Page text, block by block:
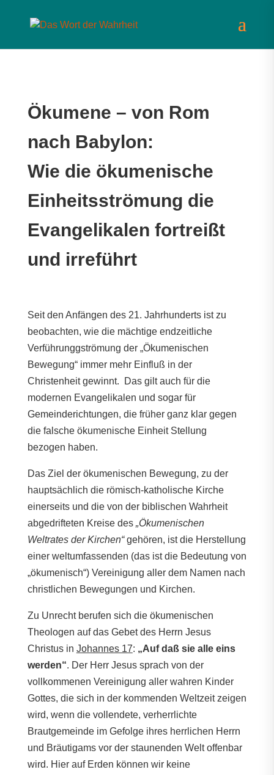
Ökumene – von Rom
nach Babylon:
Wie die ökumenische
Einheitsströmung die
Evangelikalen fortreißt
und irreführt
Seit den Anfängen des 21. Jahrhunderts ist zu
beobachten, wie die mächtige endzeitliche
Verführunggströmung der „Ökumenischen
Bewegung“ immer mehr Einfluß in der
Christenheit gewinnt. Das gilt auch für die
modernen Evangelikalen und sogar für
Gemeinderichtungen, die früher ganz klar gegen
die falsche ökumenische Einheit Stellung
bezogen haben.
Das Ziel der ökumenischen Bewegung, zu der
hauptsächlich die römisch-katholische Kirche
einerseits und die von der biblischen Wahrheit
abgedrifteten Kreise des „Ökumenischen
Weltrates der Kirchen“gehören, ist die Herstellung
einer weltumfassenden (das ist die Bedeutung von
„ökumenisch“) Vereinigung aller dem Namen nach
christlichen Bewegungen und Kirchen.
Zu Unrecht berufen sich die ökumenischen
Theologen auf das Gebet des Herrn Jesus
Christus in Johannes 17: „Auf daß sie alle eins
werden“. Der Herr Jesus sprach von der
vollkommenen Vereinigung aller wahren Kinder
Gottes, die sich in der kommenden Weltzeit zeigen
wird, wenn die vollendete, verherrlichte
Brautgemeinde im Gefolge ihres herrlichen Herrn
und Bräutigams vor der staunenden Welt offenbar
wird. Hier auf Erden können wir keine